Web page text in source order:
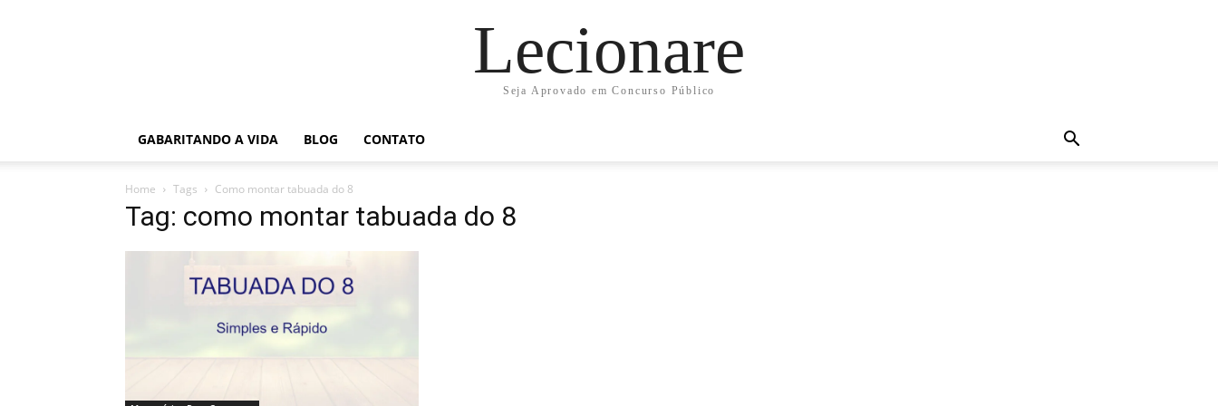
Lecionare
Seja Aprovado em Concurso Público
GABARITANDO A VIDA BLOG CONTATO
Home Tags Como montar tabuada do 8
Tag: como montar tabuada do 8